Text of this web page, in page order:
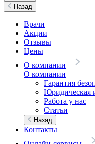
Назад
Врачи
Акции
Отзывы
Цены
О компании
О компании
Гарантия
Юридическая
Работа у нас
Статьи
Назад
Контакты